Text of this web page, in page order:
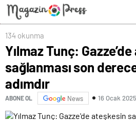
134 okunma
Yılmaz Tunç:
sağlanması son
adımdır
ABONE OL News 16 Ocak